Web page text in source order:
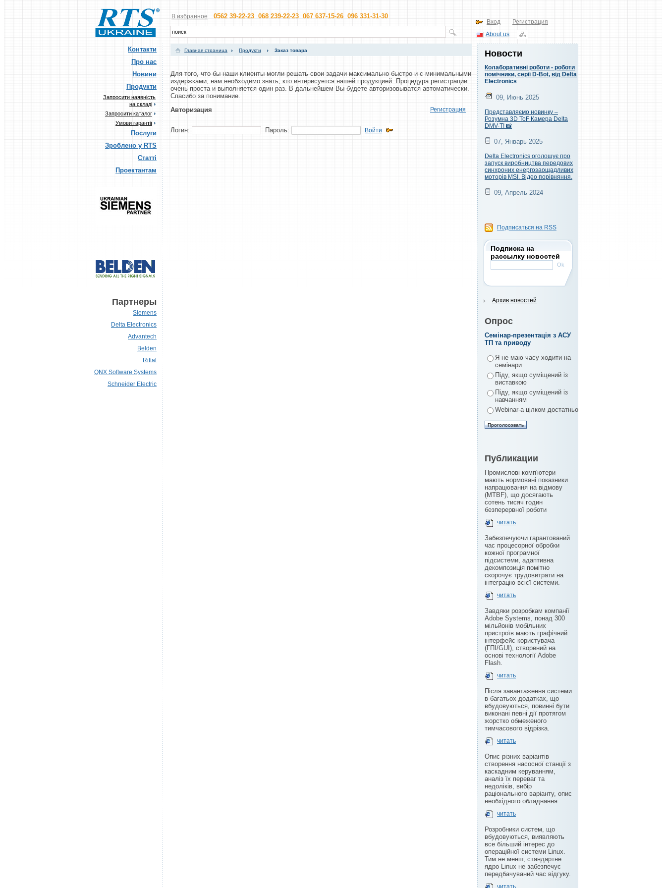
В избранное 0562 39-22-23 068 239-22-23 067 637-15-26 096 331-31-30
Вход
Регистрация
About us
Контакти
Про нас
Новини
Продукти
Запросити наявність
на складі
Запросити каталог
Умови гарантії
Послуги
Зроблено у RTS
Статті
Проектантам
Партнеры
Siemens
Delta Electronics
Advantech
Belden
Rittal
QNX Software Systems
Schneider Electric
Главная страница Продукти Заказ товара
Для того, что бы наши клиенты могли решать свои задачи максимально быстро и с минимальными
издержками, нам необходимо знать, кто интерисуется нашей продукцией. Процедура регистрации
очень проста и выполняется один раз. В дальнейшем Вы будете авторизовыватся автоматически.
Cпасибо за понимание.
Авторизация
Логин: Пароль: Войти
Регистрация
Новости
Колаборативні роботи - роботи
помічники, серії D-Bot, від Delta
Electronics
09, Июнь 2025
Представляємо новинку –
Розумна 3D ToF Камера Delta
DMV-T! 📸
07, Январь 2025
Delta Electronics оголошує про
запуск виробництва передових
синхроних енергозаощадливих
моторів MSI. Відео порівняння.
09, Апрель 2024
Подписаться на RSS
Подписка на
рассылку новостей
Архив новостей
Опрос
Семінар-презентація з АСУ
ТП та приводу
Я не маю часу ходити на
семінари
Піду, якщо суміщений із
виставкою
Піду, якщо суміщений із
навчанням
Webinar-а цілком достатньо
Публикации
Промислові комп'ютери
мають нормовані показники
напрацювання на відмову
(MTBF), що досягають
сотень тисяч годин
безперервної роботи
читать
Забезпечуючи гарантований
час процесорної обробки
кожної програмної
підсистеми, адаптивна
декомпозиція помітно
скорочує трудовитрати на
інтеграцію всієї системи.
читать
Завдяки розробкам компанії
Adobe Systems, понад 300
мільйонів мобільних
пристроїв мають графічний
інтерфейс користувача
(ГПІ/GUI), створений на
основі технології Adobe
Flash.
читать
Після завантаження системи
в багатьох додатках, що
вбудовуються, повинні бути
виконані певні дії протягом
жорстко обмеженого
тимчасового відрізка.
читать
Опис різних варіантів
створення насосної станції з
каскадним керуванням,
аналіз їх переваг та
недоліків, вибір
раціонального варіанту, опис
необхідного обладнання
читать
Розробники систем, що
вбудовуються, виявляють
все більший інтерес до
операційної системи Linux.
Тим не менш, стандартне
ядро Linux не забезпечує
передбачуваний час відгуку.
читать